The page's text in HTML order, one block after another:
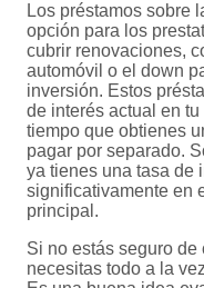
Los préstamos sobre
opción para los
cubrir renovaciones,
automóvil o el down
inversión. Estos
de interés actual en
tiempo que obtienes
pagar por separado.
ya tienes una tasa de
significativamente en
principal.
Si no estás seguro
necesitas todo a la